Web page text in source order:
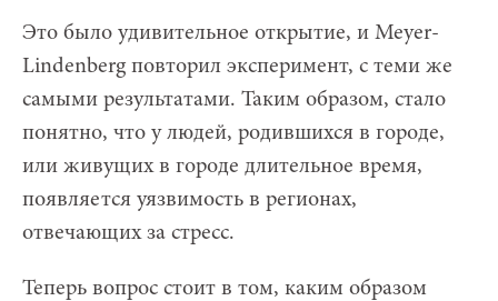
Это было удивительное открытие, и Meyer-
Lindenberg повторил эксперимент, с теми же
самыми результатами. Таким образом, стало
понятно, что у людей, родившихся в городе,
или живущих в городе длительное время,
появляется уязвимость в регионах,
отвечающих за стресс.
Теперь вопрос стоит в том, каким образом